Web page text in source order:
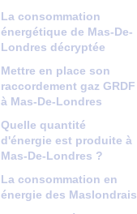
La consommation
énergétique de Mas-De-
Londres décryptée
Mettre en place son
raccordement gaz GRDF
à Mas-De-Londres
Quelle quantité
d'énergie est produite à
Mas-De-Londres ?
La consommation en
énergie des Maslondrais